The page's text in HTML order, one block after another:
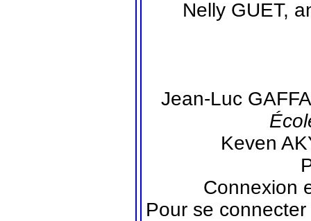
Nelly GUET,
Jean-Luc
Keven
Connexion
Pour se